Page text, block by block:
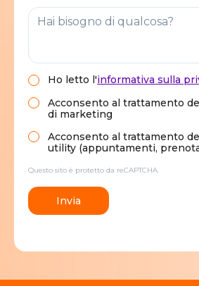
Ho letto l'informativa sulla
Acconsento al trattamento
di marketing
Acconsento al trattamento
utility (appuntamenti,
Questo sito è protetto da reCAPTCHA.
Invia